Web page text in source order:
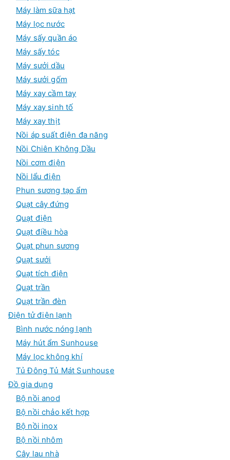
Máy làm sữa hạt
Máy lọc nước
Máy sấy quần áo
Máy sấy tóc
Máy sưởi dầu
Máy sưởi gốm
Máy xay cầm tay
Máy xay sinh tố
Máy xay thịt
Nồi áp suất điện đa năng
Nồi Chiên Không Dầu
Nồi cơm điện
Nồi lẩu điện
Phun sương tạo ẩm
Quạt cây đứng
Quạt điện
Quạt điều hòa
Quạt phun sương
Quạt sưởi
Quạt tích điện
Quạt trần
Quạt trần đèn
Điện tử điện lạnh
Bình nước nóng lạnh
Máy hút ẩm Sunhouse
Máy lọc không khí
Tủ Đông Tủ Mát Sunhouse
Đồ gia dụng
Bộ nồi anod
Bộ nồi chảo kết hợp
Bộ nồi inox
Bộ nồi nhôm
Cây lau nhà